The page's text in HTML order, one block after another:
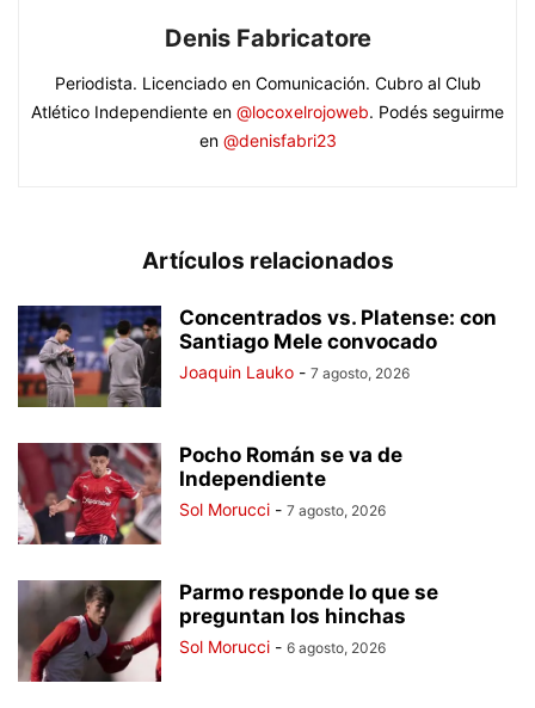
Denis Fabricatore
Periodista. Licenciado en Comunicación. Cubro al Club
Atlético Independiente en @locoxelrojoweb. Podés seguirme
en @denisfabri23
Artículos relacionados
Concentrados vs. Platense: con
Santiago Mele convocado
Joaquin Lauko - 7 agosto, 2026
Pocho Román se va de
Independiente
Sol Morucci - 7 agosto, 2026
Parmo responde lo que se
preguntan los hinchas
Sol Morucci - 6 agosto, 2026